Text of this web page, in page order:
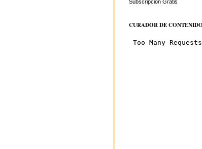
Subscripción Gratis
CURADOR DE